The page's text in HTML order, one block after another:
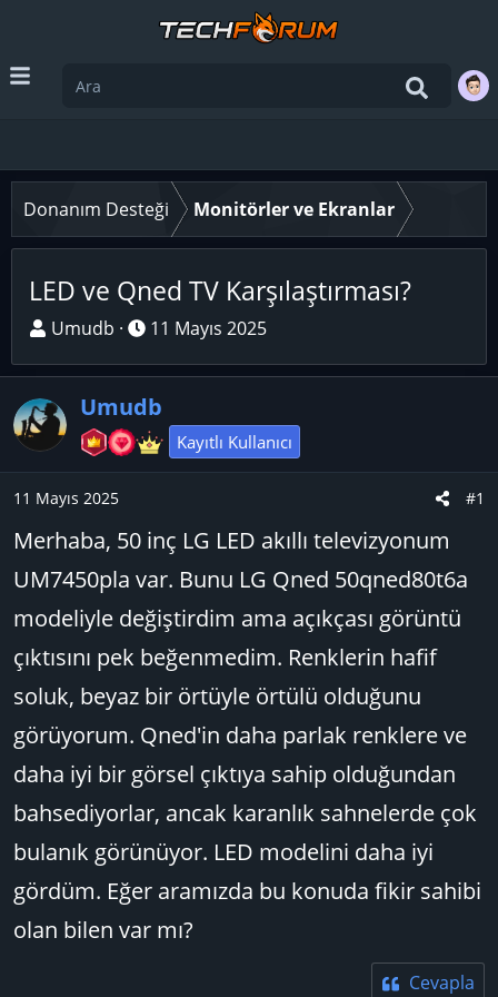
Donanım Desteği Monitörler ve Ekranlar
LED ve Qned TV Karşılaştırması?
K
n
u
y
a
ş
l
a
t
a
Umudb
B
ş
l
a
n
ç
a
r
i
i
11 Mayıs 2025
Umudb
Kayıtlı Kullanıcı
11 Mayıs 2025 #1
Merhaba, 50 inç LG LED akıllı televizyonum
UM7450pla var. Bunu LG Qned 50qned80t6a
modeliyle değiştirdim ama açıkçası görüntü
çıktısını pek beğenmedim. Renklerin hafif
soluk, beyaz bir örtüyle örtülü olduğunu
görüyorum. Qned'in daha parlak renklere ve
daha iyi bir görsel çıktıya sahip olduğundan
bahsediyorlar, ancak karanlık sahnelerde çok
bulanık görünüyor. LED modelini daha iyi
gördüm. Eğer aramızda bu konuda fikir sahibi
olan bilen var mı?
Cevapla